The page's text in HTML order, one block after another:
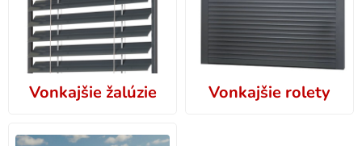
Vonkajšie žalúzie Vonkajšie rolety